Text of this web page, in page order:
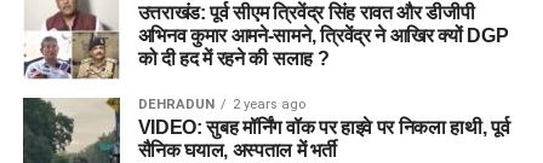
उत्तराखंड: पूर्व सीएम त्रिवेंद्र सिंह रावत और डीजीपी
अभिनव कुमार आमने-सामने, त्रिवेंद्र ने आखिर क्यों DGP
को दी हद में रहने की सलाह ?
DEHRADUN 2 years ago
VIDEO: सुबह मॉर्निंग वॉक पर हाइवे पर निकला हाथी, पूर्व
सैनिक घयाल, अस्पताल में भर्ती